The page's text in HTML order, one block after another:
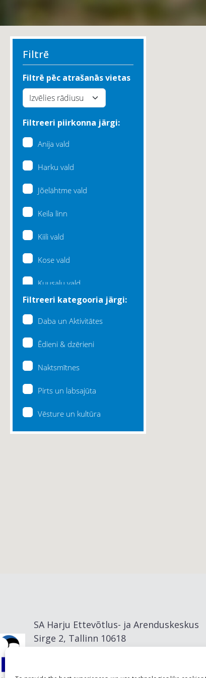
Filtrē
Filtrē pēc atrašanās vietas
Filtreeri piirkonna järgi:
Anija vald
Harku vald
Jõelähtme vald
Keila linn
Kiili vald
Kose vald
Kuusalu vald
Lääne-Harju vald
Filtreeri kategooria järgi:
Daba un Aktivitātes
Ēdieni & dzērieni
Naktsmītnes
Pirts un labsajūta
Vēsture un kultūra
SA Harju Ettevõtlus- ja Arenduskeskus
Sirge 2, Tallinn 10618